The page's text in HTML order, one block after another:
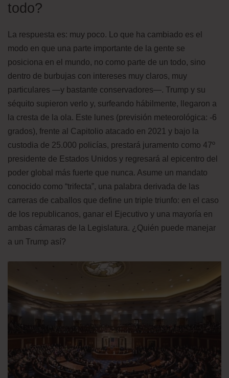
todo?
La respuesta es: muy poco. Lo que ha cambiado es el
modo en que una parte importante de la gente se
posiciona en el mundo, no como parte de un todo, sino
dentro de burbujas con intereses muy claros, muy
particulares —y bastante conservadores—. Trump y su
séquito supieron verlo y, surfeando hábilmente, llegaron a
la cresta de la ola. Este lunes (previsión meteorológica: -6
grados), frente al Capitolio atacado en 2021 y bajo la
custodia de 25.000 policías, prestará juramento como 47º
presidente de Estados Unidos y regresará al epicentro del
poder global más fuerte que nunca. Asume un mandato
conocido como “trifecta”, una palabra derivada de las
carreras de caballos que define un triple triunfo: en el caso
de los republicanos, ganar el Ejecutivo y una mayoría en
ambas cámaras de la Legislatura. ¿Quién puede manejar
a un Trump así?